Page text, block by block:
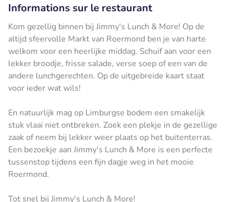
Informations sur le restaurant
Kom gezellig binnen bij Jimmy's Lunch & More! Op de
altijd sfeervolle Markt van Roermond ben je van harte
welkom voor een heerlijke middag. Schuif aan voor een
lekker broodje, frisse salade, verse soep of een van de
andere lunchgerechten. Op de uitgebreide kaart staat
voor ieder wat wils!
En natuurlijk mag op Limburgse bodem een smakelijk
stuk vlaai niet ontbreken. Zoek een plekje in de gezellige
zaak of neem bij lekker weer plaats op het buitenterras.
Een bezoekje aan Jimmy's Lunch & More is een perfecte
tussenstop tijdens een fijn dagje weg in het mooie
Roermond.
Tot snel bij Jimmy's Lunch & More!